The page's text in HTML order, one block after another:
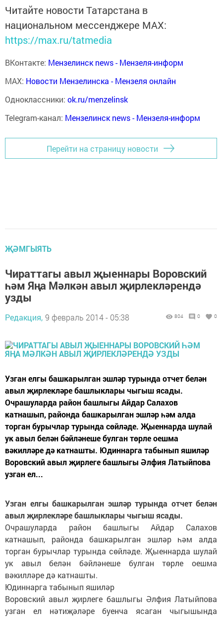
Читайте новости Татарстана в
национальном мессенджере MАХ:
https://max.ru/tatmedia
ВКонтакте: Мензелинск news - Мензеля-информ
MAX: Новости Мензелинска - Мензеля онлайн
Одноклассники: ok.ru/menzelinsk
Telegram-канал: Мензелинск news - Мензеля-информ
Перейти на страницу новости
ҖӘМГЫЯТЬ
Чираттагы авыл җыеннары Воровский
һәм Яңа Мәлкән авыл җирлекләрендә
узды
Редакция, 9 февраль 2014 - 05:38 804 0 0
Узган елгы башкарылган эшләр турында отчет белән
авыл җирлекләре башлыклары чыгыш ясады.
Очрашуларда район башлыгы Айдар Салахов
катнашып, районда башкарылган эшләр һәм алда
торган бурычлар турында сөйләде. Җыеннарда шулай
ук авыл белән бәйләнеше булган төрле оешма
вәкилләре дә катнашты. Юдиннарга табынып яшиләр
Воровский авыл җирлеге башлыгы Әлфия Латыйпова
узган ел...
Узган елгы башкарылган эшләр турында отчет белән
авыл җирлекләре башлыклары чыгыш ясады.
Очрашуларда район башлыгы Айдар Салахов
катнашып, районда башкарылган эшләр һәм алда
торган бурычлар турында сөйләде. Җыеннарда шулай
ук авыл белән бәйләнеше булган төрле оешма
вәкилләре дә катнашты.
Юдиннарга табынып яшиләр
Воровский авыл җирлеге башлыгы Әлфия Латыйпова
узган ел нәтиҗәләре буенча ясаган чыгышында